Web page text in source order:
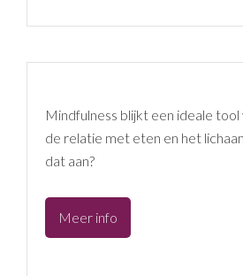
Mindfulness blijkt een ideale
de relatie met eten en het
dat aan?
Meer info
en